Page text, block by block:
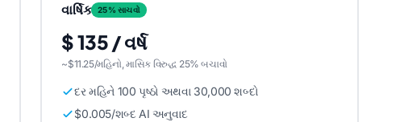
વાર્ષિક 25% સાચવો
$ 135 / વર્ષ
~$11.25/મહિનો, માસિક વિરુદ્ધ 25% બચાવો
દર મહિને 100 પૃષ્ઠો અથવા 30,000 શબ્દો
$0.005/શબ્દ AI અનુવાદ